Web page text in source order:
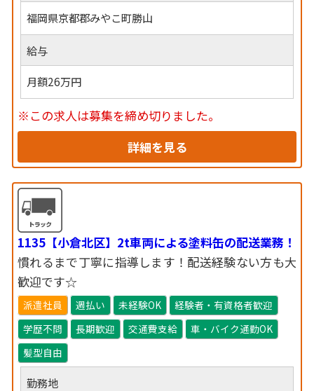
福岡県京都郡みやこ町勝山
給与
月額26万円
※この求人は募集を締め切りました。
詳細を見る
1135【小倉北区】2t車両による塗料缶の配送業務！
慣れるまで丁寧に指導します！配送経験ない方も大
歓迎です☆
派遣社員 週払い 未経験OK
経験者・有資格者歓迎
学歴不問
長期歓迎 交通費支給
車・バイク通勤OK
髪型自由
勤務地